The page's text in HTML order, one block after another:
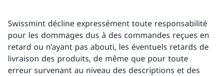
Swissmint décline expressément toute responsabilité
pour les dommages dus à des commandes reçues en
retard ou n’ayant pas abouti, les éventuels retards de
livraison des produits, de même que pour toute
erreur survenant au niveau des descriptions et des